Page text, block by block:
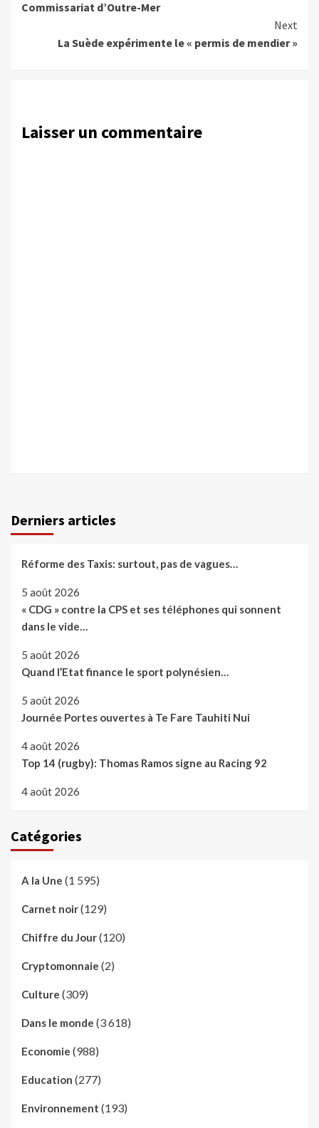
Commissariat d’Outre-Mer
Next
La Suède expérimente le « permis de mendier »
Laisser un commentaire
Derniers articles
Réforme des Taxis: surtout, pas de vagues…
5 août 2026
« CDG » contre la CPS et ses téléphones qui sonnent
dans le vide…
5 août 2026
Quand l’Etat finance le sport polynésien…
5 août 2026
Journée Portes ouvertes à Te Fare Tauhiti Nui
4 août 2026
Top 14 (rugby): Thomas Ramos signe au Racing 92
4 août 2026
Catégories
A la Une (1 595)
Carnet noir(129)
Chiffre du Jour(120)
Cryptomonnaie (2)
Culture (309)
Dans le monde (3 618)
Economie (988)
Education (277)
Environnement (193)